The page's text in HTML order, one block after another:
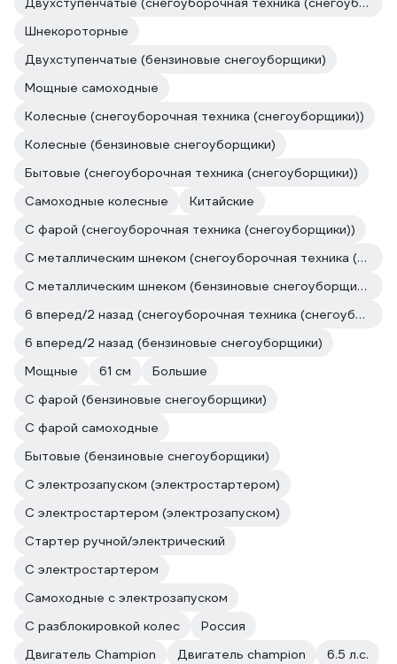
Шнекороторные
Двухступенчатые (бензиновые снегоуборщики)
Мощные самоходные
Колесные (снегоуборочная техника (снегоуборщики))
Колесные (бензиновые снегоуборщики)
Бытовые (снегоуборочная техника (снегоуборщики))
Самоходные колесные
Китайские
С фарой (снегоуборочная техника (снегоуборщики))
С металлическим шнеком (снегоуборочная техника (снегоуборщики))
С металлическим шнеком (бензиновые снегоуборщики)
6 вперед/2 назад (снегоуборочная техника (снегоуборщики))
6 вперед/2 назад (бензиновые снегоуборщики)
Мощные
61 см
Большие
С фарой (бензиновые снегоуборщики)
С фарой самоходные
Бытовые (бензиновые снегоуборщики)
С электрозапуском (электростартером)
С электростартером (электрозапуском)
Стартер ручной/электрический
С электростартером
Самоходные с электрозапуском
С разблокировкой колес
Россия
Двигатель Champion
Двигатель champion
6.5 л.с.